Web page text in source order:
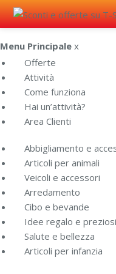
Menu Principale x
Offerte
Attività
Come funziona
Hai un’attività?
Area Clienti
Abbigliamento e
Articoli per animali
Veicoli e accessori
Arredamento
Cibo e bevande
Idee regalo e preziosi
Salute e bellezza
Articoli per infanzia